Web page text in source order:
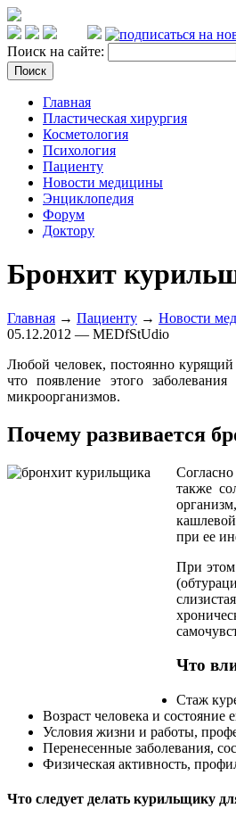
Поиск на сайте:
Главная
Пластическая хирургия
Косметология
Психология
Пациенту
Новости медицины
Энциклопедия
Форум
Доктору
Бронхит
Главная → Пациенту → Новости
05.12.2012 — MEDfStUdio
Любой человек, постоянно курящий
что появление этого
микроорганизмов.
Почему развивается
также
при ее
При этом
Что
Стаж
Возраст человека и состояние
Условия жизни и работы,
Перенесенные заболевания,
Физическая активность,
Что следует делать курильщику